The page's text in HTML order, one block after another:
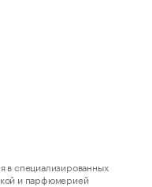
в специализированных
и парфюмерией